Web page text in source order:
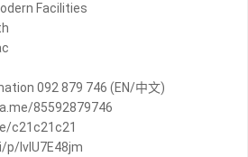
Facilities
092 879 746 (EN/中文)
85592879746
c21c21c21
IvIU7E48jm